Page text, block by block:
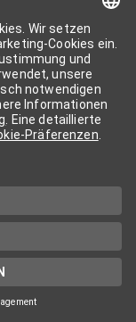
Anwendungen
fallen nur nach einer
für die
genutzt.
ist nur mit
zur Verfügung.